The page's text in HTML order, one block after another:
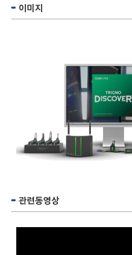
이미지
관련동영상